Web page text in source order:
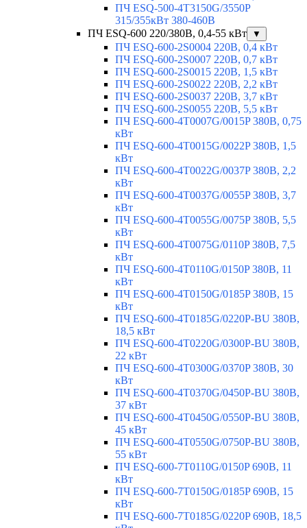
ПЧ ESQ-500-4T3150G/3550P
315/355кВт 380-460В
ПЧ ESQ-600 220/380В, 0,4-55 кВт
▼
ПЧ ESQ-600-2S0004 220В, 0,4 кВт
ПЧ ESQ-600-2S0007 220В, 0,7 кВт
ПЧ ESQ-600-2S0015 220В, 1,5 кВт
ПЧ ESQ-600-2S0022 220В, 2,2 кВт
ПЧ ESQ-600-2S0037 220В, 3,7 кВт
ПЧ ESQ-600-2S0055 220В, 5,5 кВт
ПЧ ESQ-600-4T0007G/0015P 380В, 0,75
кВт
ПЧ ESQ-600-4T0015G/0022P 380В, 1,5
кВт
ПЧ ESQ-600-4T0022G/0037P 380В, 2,2
кВт
ПЧ ESQ-600-4T0037G/0055P 380В, 3,7
кВт
ПЧ ESQ-600-4T0055G/0075P 380В, 5,5
кВт
ПЧ ESQ-600-4T0075G/0110P 380В, 7,5
кВт
ПЧ ESQ-600-4T0110G/0150P 380В, 11
кВт
ПЧ ESQ-600-4T0150G/0185P 380В, 15
кВт
ПЧ ESQ-600-4T0185G/0220P-BU 380В,
18,5 кВт
ПЧ ESQ-600-4T0220G/0300P-BU 380В,
22 кВт
ПЧ ESQ-600-4T0300G/0370P 380В, 30
кВт
ПЧ ESQ-600-4T0370G/0450P-BU 380В,
37 кВт
ПЧ ESQ-600-4T0450G/0550P-BU 380В,
45 кВт
ПЧ ESQ-600-4T0550G/0750P-BU 380В,
55 кВт
ПЧ ESQ-600-7T0110G/0150P 690В, 11
кВт
ПЧ ESQ-600-7T0150G/0185P 690В, 15
кВт
ПЧ ESQ-600-7T0185G/0220P 690В, 18,5